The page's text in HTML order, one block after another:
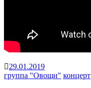
29.01.2019
группа "Овощи" концерт